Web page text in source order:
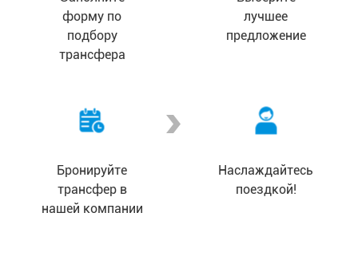
форму по
подбору
трансфера
лучшее
предложение
Бронируйте
трансфер в
нашей компании
Наслаждайтесь
поездкой!